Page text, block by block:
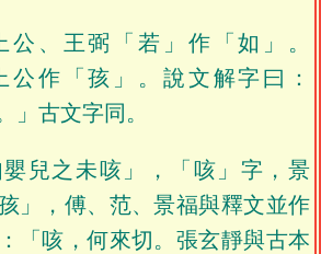
公、王弼「若」作「如」。
公作「孩」。說文解字曰：
」古文字同。
兒之未咳」，「咳」字，景
」，傅、范、景福與釋文並作
「咳，何來切。張玄靜與古本